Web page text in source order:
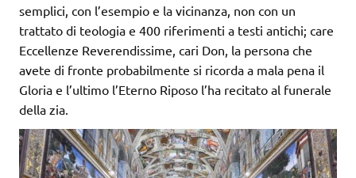
semplici, con l’esempio e la vicinanza, non con un
trattato di teologia e 400 riferimenti a testi antichi; care
Eccellenze Reverendissime, cari Don, la persona che
avete di fronte probabilmente si ricorda a mala pena il
Gloria e l’ultimo l’Eterno Riposo l’ha recitato al funerale
della zia.